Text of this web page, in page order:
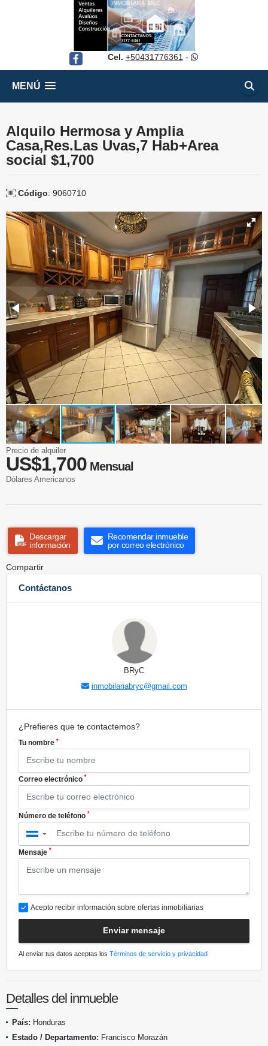
Facebook Cel. +50431776361 -
MENÚ
Alquilo Hermosa y Amplia
Casa,Res.Las Uvas,7 Hab+Area
social $1,700
Código: 9060710
Precio de alquiler
US$1,700 Mensual
Dólares Americanos
Descargar
información
Recomendar inmueble
por correo electrónico
Compartir
Contáctanos
BRyC
inmobilariabryc@gmail.com
¿Prefieres que te contactemos?
Tu nombre *
Correo electrónico *
Número de teléfono *
▼
Mensaje *
Acepto recibir información sobre ofertas inmobiliarias
Enviar mensaje
Al enviar tus datos aceptas los Términos de servicio y privacidad
Detalles del inmueble
País: Honduras
Estado / Departamento: Francisco Morazán